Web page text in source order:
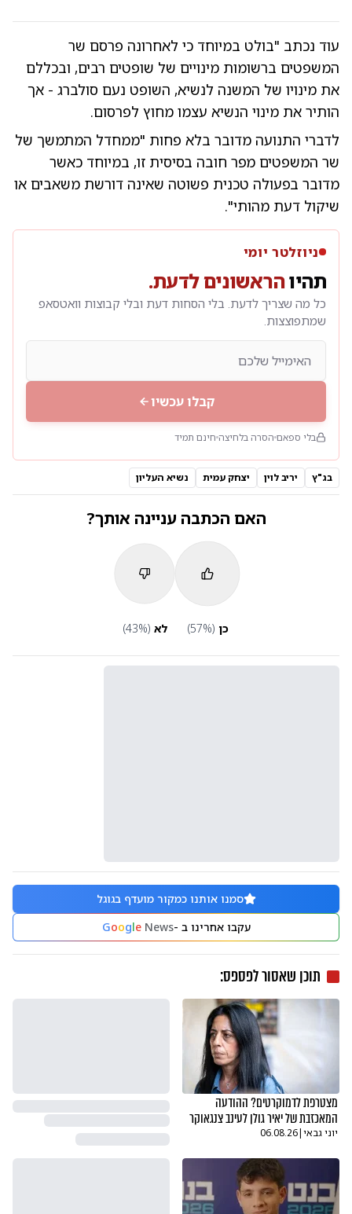
עוד נכתב "בולט במיוחד כי לאחרונה פרסם שר
המשפטים ברשומות מינויים של שופטים רבים, ובכללם
את מינויו של המשנה לנשיא, השופט נעם סולברג - אך
הותיר את מינוי הנשיא עצמו מחוץ לפרסום.
לדברי התנועה מדובר בלא פחות "ממחדל המתמשך של
שר המשפטים מפר חובה בסיסית זו, במיוחד כאשר
מדובר בפעולה טכנית פשוטה שאינה דורשת משאבים או
שיקול דעת מהותי".
ניוזלטר יומי
תהיוהראשונים לדעת.
כל מה שצריך לדעת. בלי הסחות דעת ובלי קבוצות וואטסאפ
שמתפוצצות.
קבלו עכשיו
בלי ספאם הסרה בלחיצה חינם תמיד
בג"ץ יריב לוין יצחק עמית נשיא העליון
האם הכתבה עניינה אותך?
כן (
57%) לא (
43%)
סמנו אותנו כמקור מועדף בגוגל
עקבו אחרינו ב -
GoogleNews
תוכן שאסור לפספס:
מצטרפת לדמוקרטים? ההודעה
המאכזבת של יאיר גולן לעינב צנגאוקר
יוני גבאי|
06.08.26